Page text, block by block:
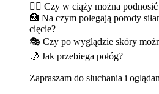
🙆‍♀️ Czy w ciąży można
🏥 Na czym polegają porody
cięcie?
🎭 Czy po wyglądzie skóry
🌙 Jak przebiega połóg?
Zapraszam do słuchania i